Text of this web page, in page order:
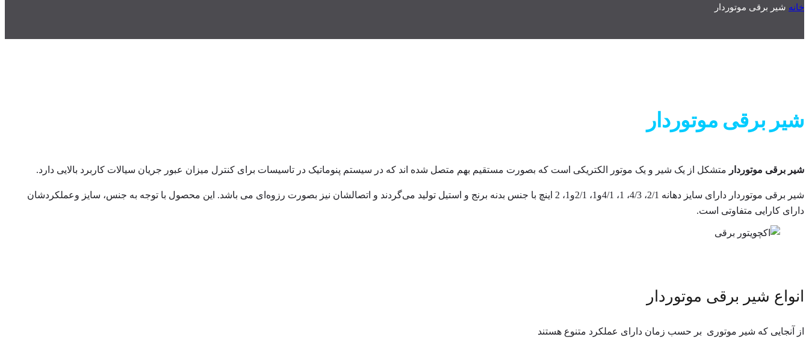
خانه شیر برقی موتوردار
شیر برقی موتوردار
شیر برقی موتوردار متشکل از یک شیر و یک موتور الکتریکی است که بصورت مستقیم بهم متصل شده اند که در سیستم پنوماتیک در تاسیسات برای کنترل میزان عبور جریان سیالات کاربرد بالایی دارد.
شیر برقی موتوردار دارای سایز دهانه 2/1، 4/3، 1، 4/1و1، 2/1و1، 2 اینچ با جنس بدنه برنج و استیل تولید می‌گردند و اتصالشان نیز بصورت رزوه‌ای می باشد. این محصول با توجه به جنس، سایز وعملکردشان
دارای کارایی متفاوتی است.
انواع شیر برقی موتوردار
از آنجایی که شیر موتوری بر حسب زمان دارای عملکرد متنوع هستند